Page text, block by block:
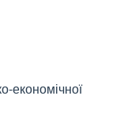
економічної